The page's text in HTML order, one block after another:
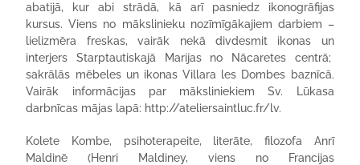
abatijā, kur abi strādā, kā arī pasniedz ikonogrāfijas
kursus. Viens no mākslinieku nozīmīgākajiem darbiem –
lielizmēra freskas, vairāk nekā divdesmit ikonas un
interjers Starptautiskajā Marijas no Nācaretes centrā;
sakrālās mēbeles un ikonas Villara les Dombes baznīcā.
Vairāk informācijas par māksliniekiem Sv. Lūkasa
darbnīcas mājas lapā: http://ateliersaintluc.fr/lv.
Kolete Kombe, psihoterapeite, literāte, filozofa Anrī
Maldinē (Henri Maldiney, viens no Francijas